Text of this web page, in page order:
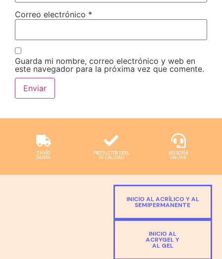
Correo electrónico *
Guarda mi nombre, correo electrónico y web en
este navegador para la próxima vez que comente.
ENVÍO
24/48h
PRODUCTOS 100%
DE CALIDAD
ASESORÍA
ONLINE
INICIO AL ACRÍLICO Y AL
SEMIPERMANENTE
INICIO AL
ACRYGEL Y
AL GEL